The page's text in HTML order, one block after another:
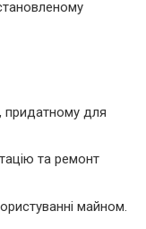
придатному для
та ремонт
майном.